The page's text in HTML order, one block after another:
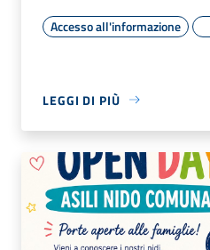
Accesso all'informazione
LEGGI DI PIÙ